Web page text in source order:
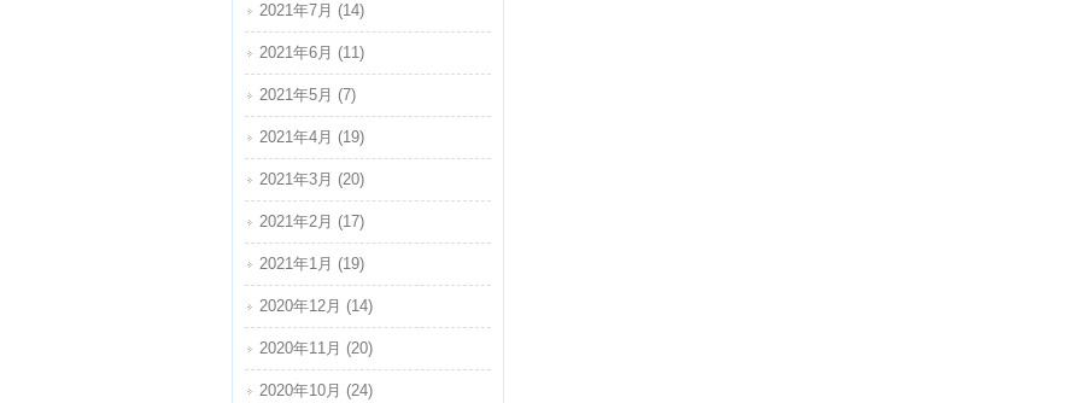
2021年7月 (14)
2021年6月 (11)
2021年5月 (7)
2021年4月 (19)
2021年3月 (20)
2021年2月 (17)
2021年1月 (19)
2020年12月 (14)
2020年11月 (20)
2020年10月 (24)